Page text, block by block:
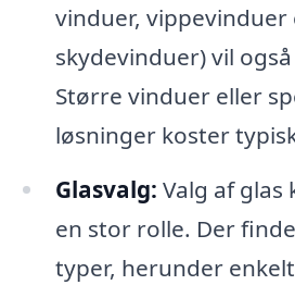
vinduer, vippevinduer
skydevinduer) vil
Større vinduer eller
løsninger koster
Glasvalg: Valg af glas
en stor rolle. Der
typer, herunder